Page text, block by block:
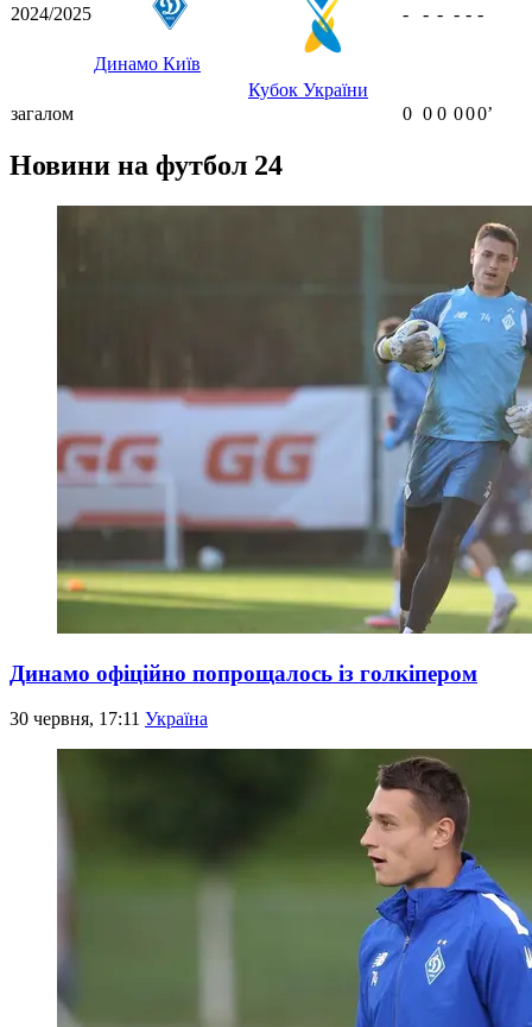
2024/2025
Динамо Київ
Кубок України
- - - - - -
загалом 0 0 0 000ʼ
Новини на футбол 24
Динамо офіційно попрощалось із голкіпером
30 червня, 17:11 Україна